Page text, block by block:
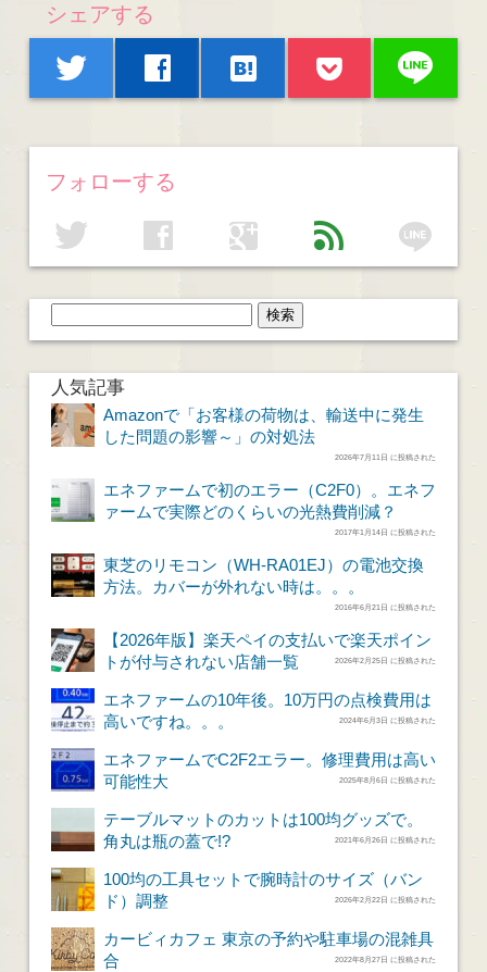
シェアする
twitter facebook hatenabookmark line
フォローする
twitter facebook google feed line
人気記事
Amazonで「お客様の荷物は、輸送中に発生
した問題の影響～」の対処法
2026年7月11日 に投稿された
エネファームで初のエラー（C2F0）。エネフ
ァームで実際どのくらいの光熱費削減？
2017年1月14日 に投稿された
東芝のリモコン（WH-RA01EJ）の電池交換
方法。カバーが外れない時は。。。
2016年6月21日 に投稿された
【2026年版】楽天ペイの支払いで楽天ポイン
トが付与されない店舗一覧
2026年2月25日 に投稿された
エネファームの10年後。10万円の点検費用は
高いですね。。。
2024年6月3日 に投稿された
エネファームでC2F2エラー。修理費用は高い
可能性大
2025年8月6日 に投稿された
テーブルマットのカットは100均グッズで。
角丸は瓶の蓋で!?
2021年6月26日 に投稿された
100均の工具セットで腕時計のサイズ（バン
ド）調整
2026年2月22日 に投稿された
カービィカフェ 東京の予約や駐車場の混雑具
合
2022年8月27日 に投稿された